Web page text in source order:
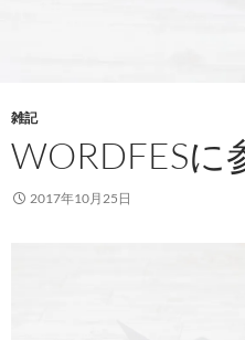
雑記
WORDFESに
2017年10月25日